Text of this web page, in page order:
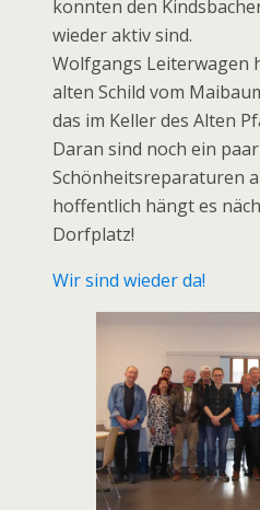
konnten den
wieder aktiv sind.
Wolfgangs Leiterwagen
alten Schild vom
das im Keller des Alten
Daran sind noch ein paar
Schönheitsreparaturen
hoffentlich hängt es
Dorfplatz!
Wir sind wieder da!